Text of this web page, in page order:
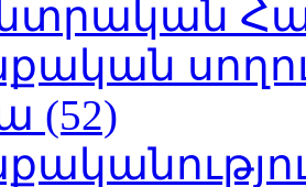
(52)